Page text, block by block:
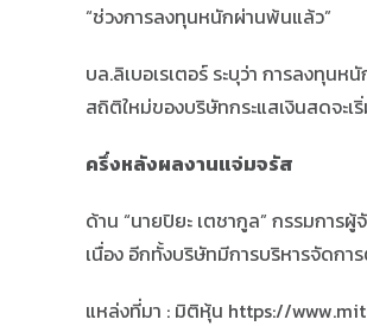
“ช่วงการลงทุนหนักผ่านพ้นแล้ว”
บล.ลิเบอเรเตอร์ ระบุว่า การลงทุน
สถิติใหม่ของบริษัทกระแสเงินสดจะเ
ครึ่งหลังผลงานแจ่มจรัส
ด้าน “นายปิยะ เตชากูล” กรรมการ
เนื่อง อีกทั้งบริษัทมีการบริหารจัดกา
แหล่งที่มา : มิติหุ้น https://